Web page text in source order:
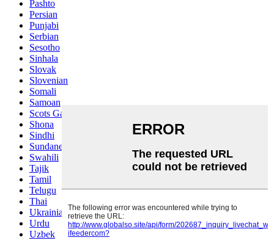
Pashto
Persian
Punjabi
Serbian
Sesotho
Sinhala
Slovak
Slovenian
Somali
Samoan
Scots Gaelic
Shona
Sindhi
Sundanese
Swahili
Tajik
Tamil
Telugu
Thai
Ukrainian
Urdu
Uzbek